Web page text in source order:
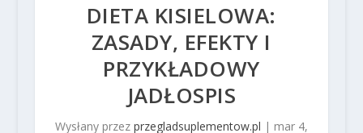
DIETA KISIELOWA:
ZASADY, EFEKTY I
PRZYKŁADOWY
JADŁOSPIS
Wysłany przez przegladsuplementow.pl | mar 4,